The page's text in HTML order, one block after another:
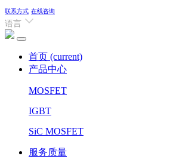
联系方式 在线咨询
语言
首页 (current)
产品中心
MOSFET
IGBT
SiC MOSFET
服务质量